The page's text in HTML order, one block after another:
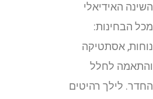
השינה האידיאלי
מכל הבחינות:
נוחות, אסתטיקה
והתאמה לחלל
החדר. לילך רהיטים